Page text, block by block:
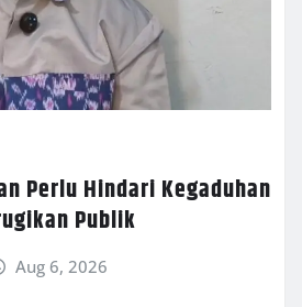
Perlu Hindari Kegaduhan
Publik
Aug 6, 2026